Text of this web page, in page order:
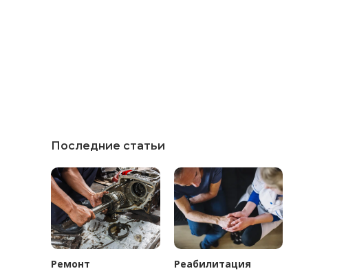
Последние статьи
Ремонт
Реабилитация